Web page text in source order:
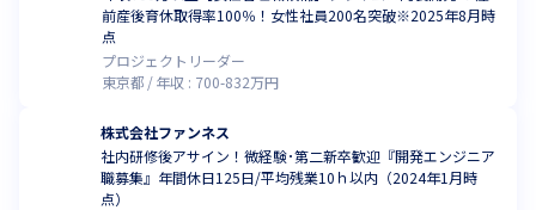
前産後育休取得率100％！女性社員200名突破※2025年8月時
点
プロジェクトリーダー
東京都
年収 : 700-832万円
株式会社ファンネス
社内研修後アサイン！微経験･第二新卒歓迎『開発エンジニア
職募集』年間休日125日/平均残業10ｈ以内（2024年1月時
点）